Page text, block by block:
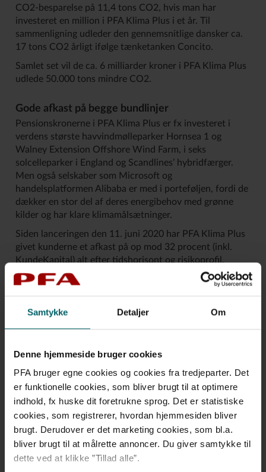
Samtykke Detaljer Om
Denne hjemmeside bruger cookies
PFA bruger egne cookies og cookies fra tredjeparter. Det
er funktionelle cookies, som bliver brugt til at optimere
indhold, fx huske dit foretrukne sprog. Det er statistiske
cookies, som registrerer, hvordan hjemmesiden bliver
brugt. Derudover er det marketing cookies, som bl.a.
bliver brugt til at målrette annoncer. Du giver samtykke til
dette ved at klikke ”Tillad alle”.
CO2-besparelse på 11,4 tons CO2, hvis man har
investeret en million i PFA Klima Plus i et år. Til
sammenligning udleder den gennemsnitlige dansker ca.
17 tons CO2 årligt ifølge tænketanken Concito.
Samlet set vil de ca. 6 milliarder kroner i PFA Klima Plus
udlede 50.000 tons mindre CO2.
Gode afkast på begge bundlinjer
Pensionskronerne i PFA Klima Plus er fx investeret i
verdens største havvindmølleparker Hornsea 1 og
Walney Extension Offshore Wind Farm, i seks
solcelleparker i England og Scandlines’ hybridfærger.
Men også selskaber som Microsoft og
handelsplatformen Alibaba er med i porteføljen, fordi de
dækker en stor del af deres energibehov med grønne
kilder og har klare klimamålsætninger.
Siden lanceringen den 11. juni 2020 har PFA Klima Plus
givet kunderne et afkast på op mod 32 procent (inkl.
KundeKapital) alt efter tidshorisont og risikoprofil.
”PFA Klima Plus har i det første år givet flotte afkast,
ambition om, at grønne investeringer ikke skal koste på
afkastet, og det har vi levet op til. Vi kan se tilbage på et
afkastmæssige og den grønne bundlinje,” siger Kasper A.
Lorenzen.
Fakta om PFA Klima Plus
• PFA Klima Plus indeholder investeringer i